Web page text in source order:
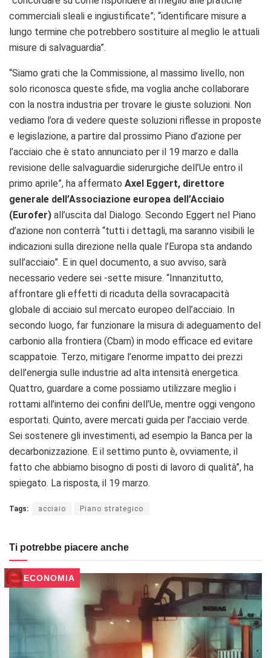
commerciali sleali e ingiustificate”; “identificare misure a
lungo termine che potrebbero sostituire al meglio le attuali
misure di salvaguardia”.
“Siamo grati che la Commissione, al massimo livello, non
solo riconosca queste sfide, ma voglia anche collaborare
con la nostra industria per trovare le giuste soluzioni. Non
vediamo l’ora di vedere queste soluzioni riflesse in proposte
e legislazione, a partire dal prossimo Piano d’azione per
l’acciaio che è stato annunciato per il 19 marzo e dalla
revisione delle salvaguardie siderurgiche dell’Ue entro il
primo aprile”, ha affermato Axel Eggert, direttore
generale dell’Associazione europea dell’Acciaio
(Eurofer) all’uscita dal Dialogo. Secondo Eggert nel Piano
d’azione non conterrà “tutti i dettagli, ma saranno visibili le
indicazioni sulla direzione nella quale l’Europa sta andando
sull’acciaio”. E in quel documento, a suo avviso, sarà
necessario vedere sei -sette misure. “Innanzitutto,
affrontare gli effetti di ricaduta della sovracapacità
globale di acciaio sul mercato europeo dell’acciaio. In
secondo luogo, far funzionare la misura di adeguamento del
carbonio alla frontiera (Cbam) in modo efficace ed evitare
scappatoie. Terzo, mitigare l’enorme impatto dei prezzi
dell’energia sulle industrie ad alta intensità energetica.
Quattro, guardare a come possiamo utilizzare meglio i
rottami all’interno dei confini dell’Ue, mentre oggi vengono
esportati. Quinto, avere mercati guida per l’acciaio verde.
Sei sostenere gli investimenti, ad esempio la Banca per la
decarbonizzazione. E il settimo punto è, ovviamente, il
fatto che abbiamo bisogno di posti di lavoro di qualità”, ha
spiegato. La risposta, il 19 marzo.
Tags: acciaio Piano strategico
Ti potrebbe piacere anche
ECONOMIA